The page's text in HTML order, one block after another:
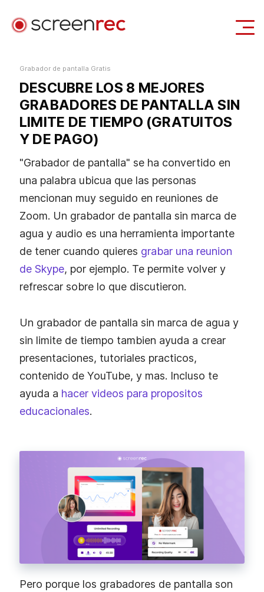
Iniciar Sesión Descargar Gratis
Grabador de pantalla Gratis
DESCUBRE LOS 8 MEJORES
GRABADORES DE PANTALLA SIN
LIMITE DE TIEMPO (GRATUITOS
Y DE PAGO)
"Grabador de pantalla" se ha convertido en
una palabra ubicua que las personas
mencionan muy seguido en reuniones de
Zoom. Un grabador de pantalla sin marca de
agua y audio es una herramienta importante
de tener cuando quieres grabar una reunion
de Skype, por ejemplo. Te permite volver y
refrescar sobre lo que discutieron.
Un grabador de pantalla sin marca de agua y
sin limite de tiempo tambien ayuda a crear
presentaciones, tutoriales practicos,
contenido de YouTube, y mas. Incluso te
ayuda a hacer videos para propositos
educacionales.
Pero porque los grabadores de pantalla son